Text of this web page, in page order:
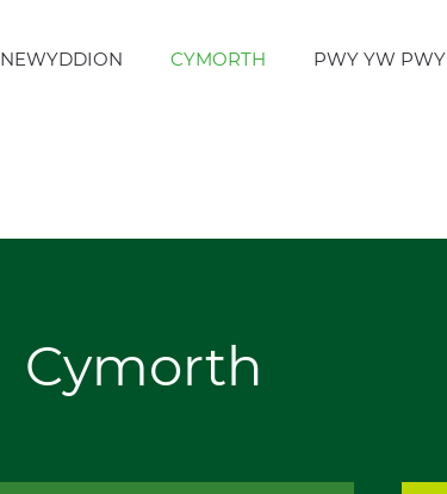
NEWYDDION CYMORTH PWY YW PWY
Cymorth